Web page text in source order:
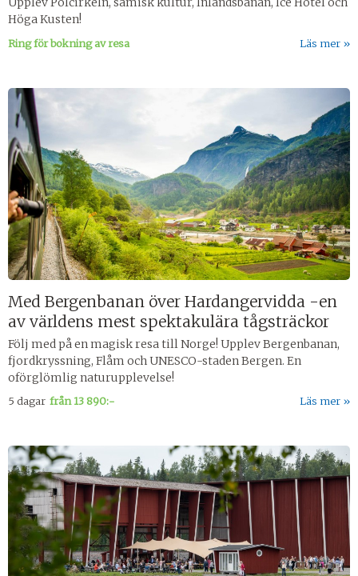
Höga Kusten!
Ring för bokning av resa Läs mer
Med Bergenbanan över Hardangervidda -en
av världens mest spektakulära tågsträckor
Följ med på en magisk resa till Norge! Upplev Bergenbanan,
fjordkryssning, Flåm och UNESCO-staden Bergen. En
oförglömlig naturupplevelse!
5 dagar från13 890:- Läs mer